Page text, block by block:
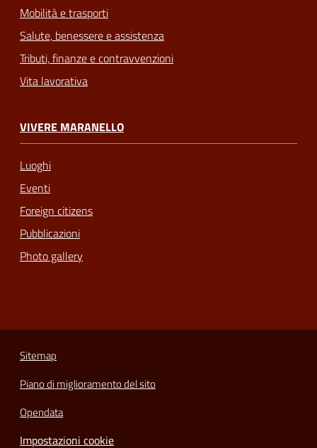
Mobilità e trasporti
Salute, benessere e assistenza
Tributi, finanze e contravvenzioni
Vita lavorativa
VIVERE MARANELLO
Luoghi
Eventi
Foreign citizens
Pubblicazioni
Photo gallery
Sitemap
Piano di miglioramento del sito
Opendata
Impostazioni cookie